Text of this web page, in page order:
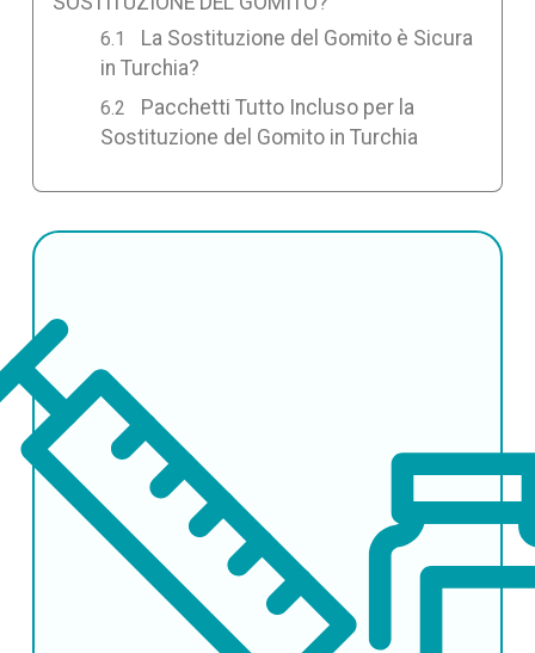
La Sostituzione del Gomito è Sicura
in Turchia?
Pacchetti Tutto Incluso per la
Sostituzione del Gomito in Turchia